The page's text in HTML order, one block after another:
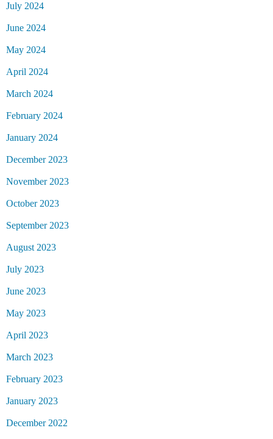
July 2024
June 2024
May 2024
April 2024
March 2024
February 2024
January 2024
December 2023
November 2023
October 2023
September 2023
August 2023
July 2023
June 2023
May 2023
April 2023
March 2023
February 2023
January 2023
December 2022